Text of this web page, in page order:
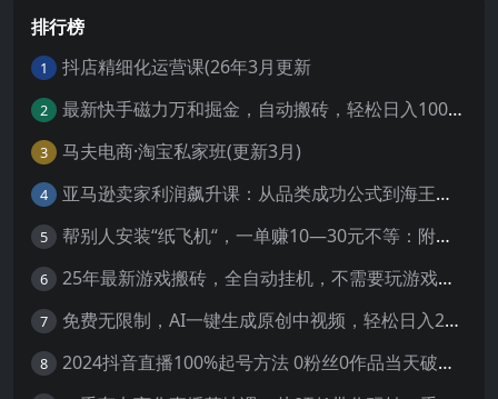
排行榜
1 抖店精细化运营课(26年3月更新
2 最新快手磁力万和掘金，自动搬砖，轻松日入100-200，操作简单
3 马夫电商·淘宝私家班(更新3月)
4 亚马逊卖家利润飙升课：从品类成功公式到海王打法，让每个SKU都成爆款一路飙升(更新26年3月
5 帮别人安装“纸飞机“，一单赚10—30元不等：附：免费节点
6 25年最新游戏搬砖，全自动挂机，不需要玩游戏，单手机操作日入300+
7 免费无限制，AI一键生成原创中视频，轻松日入2000+，超简单，可矩阵，…
8 2024抖音直播100%起号方法 0粉丝0作品当天破千人在线 多种变现方式